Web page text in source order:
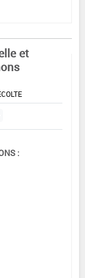
et
: